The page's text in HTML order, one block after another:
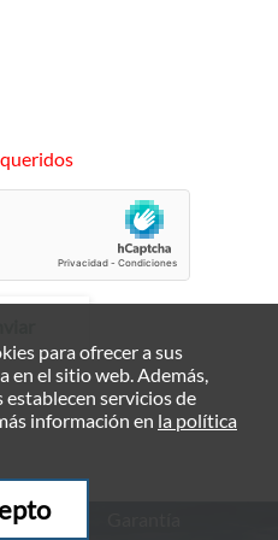
para ofrecer a sus
en el sitio web. Además,
servicios de
información en la política